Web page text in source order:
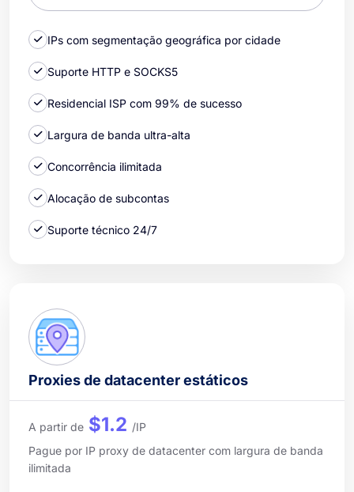
IPs com segmentação geográfica por cidade
Suporte HTTP e SOCKS5
Residencial ISP com 99% de sucesso
Largura de banda ultra-alta
Concorrência ilimitada
Alocação de subcontas
Suporte técnico 24/7
Proxies de datacenter estáticos
A partir de $1.2 /IP
Pague por IP proxy de datacenter com largura de banda
ilimitada